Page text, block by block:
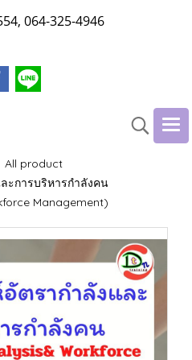
064-325-4946
All product
ะการบริหารกำลังคน
Management)